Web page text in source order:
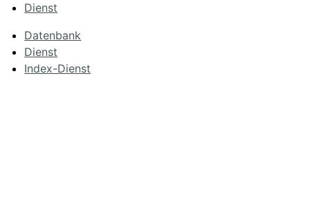
Dienst
Datenbank
Dienst
Index-Dienst